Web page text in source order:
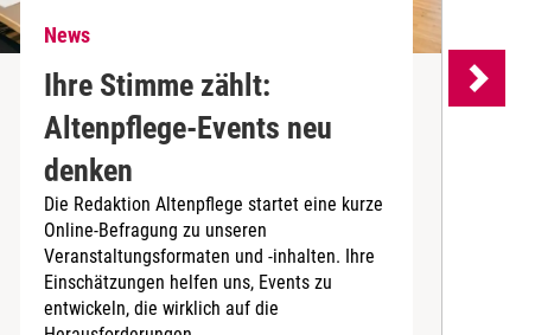
News
Ihre Stimme zählt:
Altenpflege-Events neu
denken
Die Redaktion Altenpflege startet eine kurze
Online-Befragung zu unseren
Veranstaltungsformaten und -inhalten. Ihre
Einschätzungen helfen uns, Events zu
entwickeln, die wirklich auf die